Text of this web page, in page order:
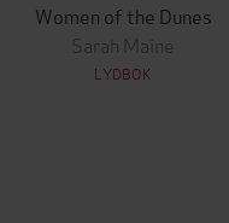
Women of the Dunes
Sarah Maine
LYDBOK